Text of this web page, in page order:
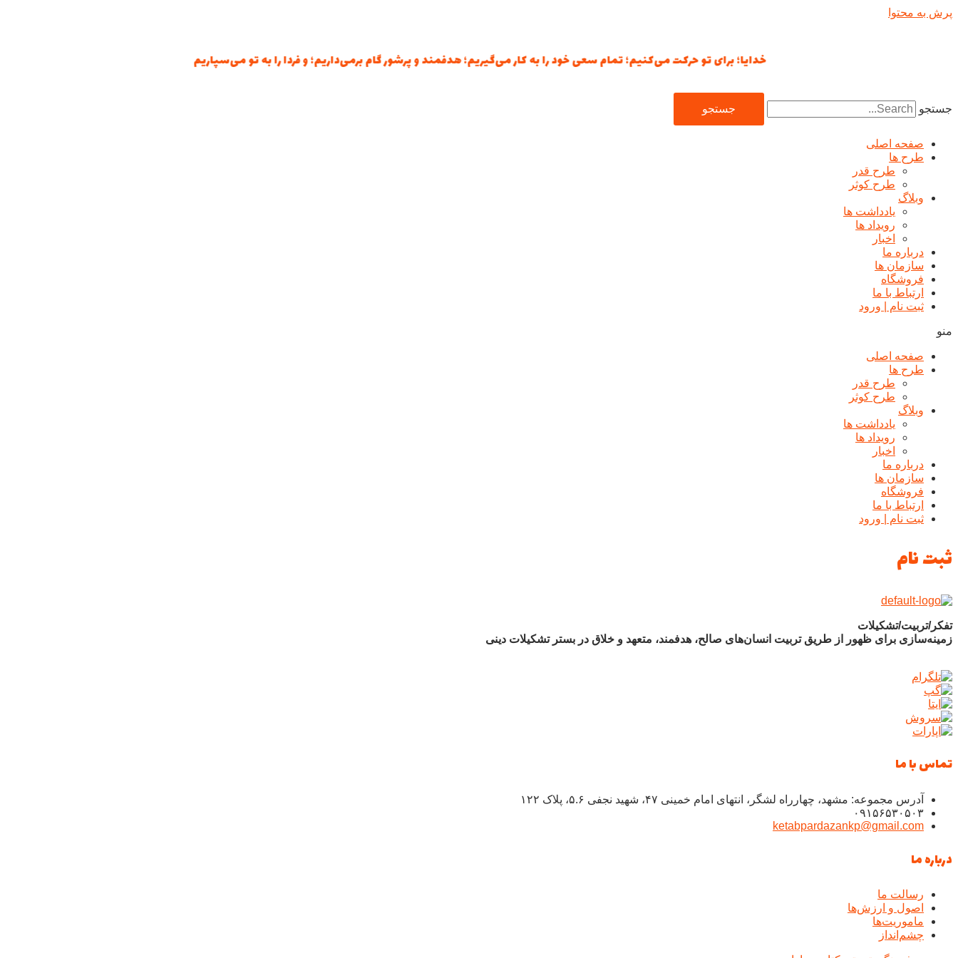
پرش به محتوا
خدایا؛ برای تو حرکت می‌کنیم؛ تمام سعی خود را به کار می‌گیریم؛ هدفمند و پرشور گام برمی‌داریم؛ و فردا را به تو می‌سپاریم
جستجو جستجو
صفحه اصلی
طرح ها
طرح قدر
طرح کوثر
وبلاگ
یادداشت ها
رويداد ها
اخبار
درباره ما
سازمان ها
فروشگاه
ارتباط با ما
ثبت نام | ورود
منو
صفحه اصلی
طرح ها
طرح قدر
طرح کوثر
وبلاگ
یادداشت ها
رويداد ها
اخبار
درباره ما
سازمان ها
فروشگاه
ارتباط با ما
ثبت نام | ورود
ثبت نام
تفکر/تربیت/تشکیلات
زمینه‌سازی برای ظهور از طریق تربیت انسان‌های صالح، هدفمند، متعهد و خلاق در بستر تشکیلات دینی
تماس با ما
آدرس مجموعه: مشهد، چهارراه لشگر، انتهای امام خمینی ۴۷، شهید نجفی ۵.۶، پلاک ۱۲۲
۰۹۱۵۶۵۳۰۵۰۳
ketabpardazankp@gmail.com
درباره ما
رسالت ما
اصول و ارزش‌ها
ماموریت‌ها
چشم‌انداز